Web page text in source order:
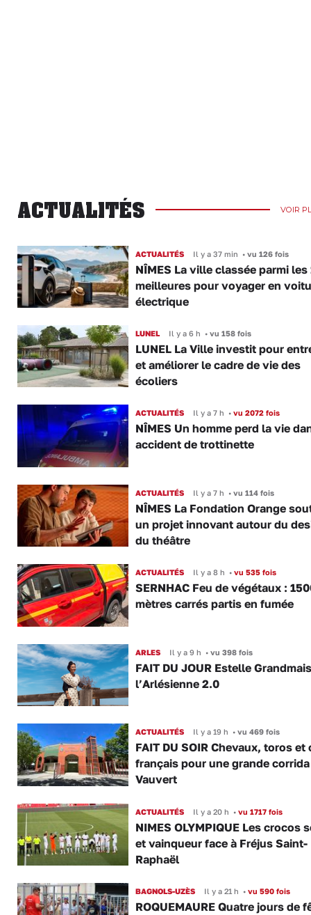
ACTUALITÉS VOIR
ACTUALITÉS Il y a 37 min •vu 126 fois
NÎMES La ville classée parmi les
meilleures pour voyager en
électrique
LUNEL Il y a 6 h •vu 158 fois
LUNEL La Ville investit pour
et améliorer le cadre de vie des
écoliers
ACTUALITÉS Il y a 7 h •vu 2072 fois
NÎMES Un homme perd la vie
accident de trottinette
ACTUALITÉS Il y a 7 h •vu 114 fois
NÎMES La Fondation Orange
un projet innovant autour du
du théâtre
ACTUALITÉS Il y a 8 h •vu 535 fois
SERNHAC Feu de végétaux :
mètres carrés partis en fumée
ARLES Il y a 9 h •vu 398 fois
FAIT DU JOUR Estelle
l’Arlésienne 2.0
ACTUALITÉS Il y a 19 h •vu 469 fois
FAIT DU SOIR Chevaux, toros et
français pour une grande corrida
Vauvert
ACTUALITÉS Il y a 20 h •vu 1717 fois
NIMES OLYMPIQUE Les crocos
et vainqueur face à Fréjus Saint-
Raphaël
BAGNOLS-UZÈS Il y a 21 h •vu 590 fois
ROQUEMAURE Quatre jours de